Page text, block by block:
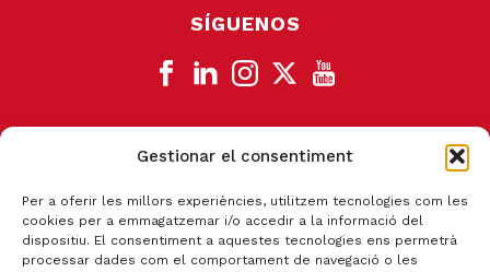
Gestionar el consentiment
Per a oferir les millors experiències, utilitzem tecnologies com les
cookies per a emmagatzemar i/o accedir a la informació del
dispositiu. El consentiment a aquestes tecnologies ens permetrà
processar dades com el comportament de navegació o les
SÍGUENOS
CANAL DE DENUNCIA